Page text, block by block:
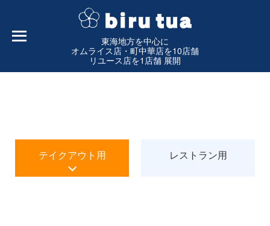
東海地方を中心に
オムライス店・町中華店を10店舗
リユース店を1店舗 展開
テイクアウト用 レストラン用